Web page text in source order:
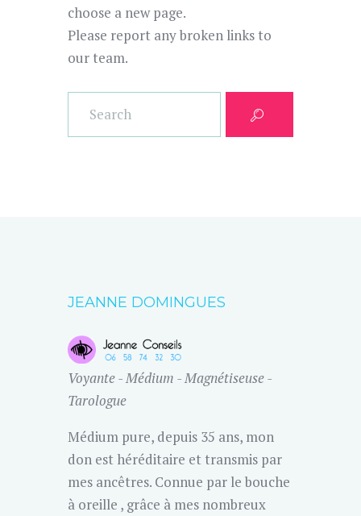
choose a new page.
Please report any broken links to
our team.
JEANNE DOMINGUES
Voyante - Médium - Magnétiseuse -
Tarologue
Médium pure, depuis 35 ans, mon
don est héréditaire et transmis par
mes ancêtres. Connue par le bouche
à oreille , grâce à mes nombreux